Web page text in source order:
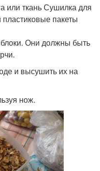
или ткань Сушилка для
пакеты
Они должны быть
и высушить их на
нож.